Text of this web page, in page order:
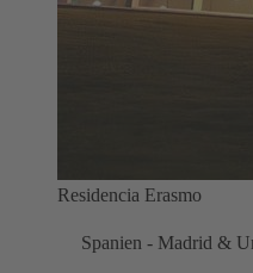
Residencia Erasmo
Spanien - Madrid &